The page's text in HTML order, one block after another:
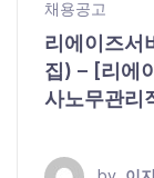
채용공고
리에이즈서
집) – [리에
사노무관리